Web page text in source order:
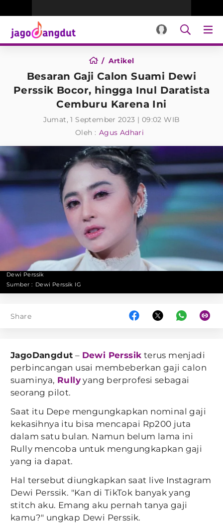
Artikel
Besaran Gaji Calon Suami Dewi
Perssik Bocor, hingga Inul Daratista
Cemburu Karena Ini
Jumat, 1 September 2023 | 09:02 WIB
Oleh : Agus Adhari
Dewi Perssik
Sumber : Dewi Perssik IG
Share
JagoDangdut – Dewi Perssik terus menjadi
perbincangan usai membeberkan gaji calon
suaminya, Rully yang berprofesi sebagai
seorang pilot.
Saat itu Depe mengungkapkan nominal gaji
kekasihnya itu bisa mencapai Rp200 juta
dalam satu bulan. Namun belum lama ini
Rully mencoba untuk mengungkapkan gaji
yang ia dapat.
Hal tersebut diungkapkan saat live Instagram
Dewi Perssik. "Kan di TikTok banyak yang
stitch aku. Emang aku pernah tanya gaji
kamu?" ungkap Dewi Perssik.